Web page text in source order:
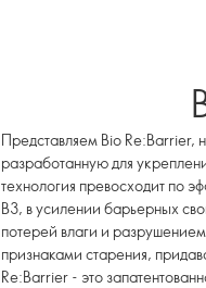
Представляем Bio Re:Barrier,
разработанную для
технология превосходит по
B3, в усилении барьерных
потерей влаги и
признаками старения,
Re:Barrier - это